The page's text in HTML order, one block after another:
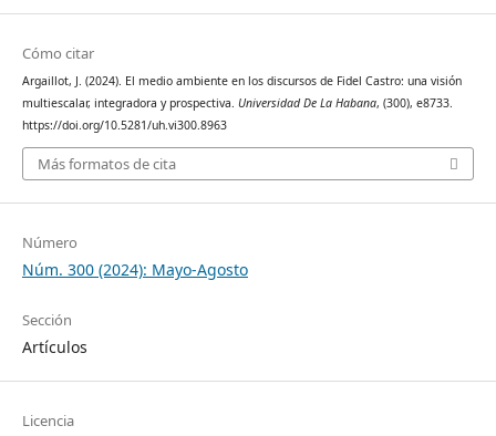
Cómo citar
Argaillot, J. (2024). El medio ambiente en los discursos de Fidel Castro: una visión
multiescalar, integradora y prospectiva. Universidad De La Habana, (300), e8733.
https://doi.org/10.5281/uh.vi300.8963
Más formatos de cita
Número
Núm. 300 (2024): Mayo-Agosto
Sección
Artículos
Licencia